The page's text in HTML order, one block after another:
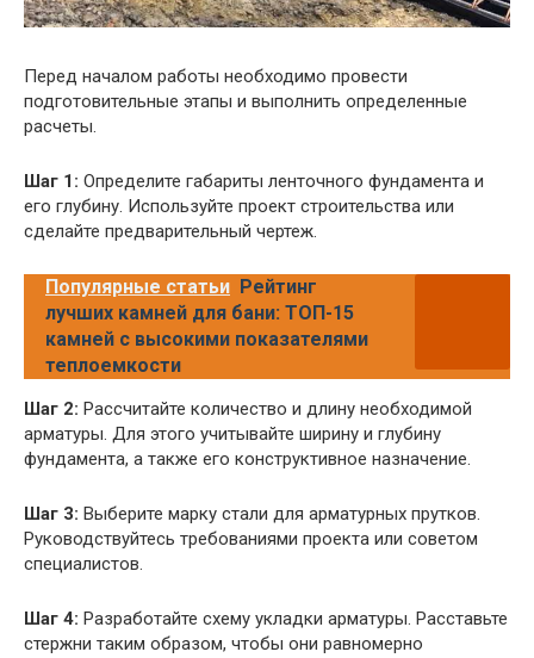
Перед началом работы необходимо провести
подготовительные этапы и выполнить определенные
расчеты.
Шаг 1: Определите габариты ленточного фундамента и
его глубину. Используйте проект строительства или
сделайте предварительный чертеж.
Популярные статьи Рейтинг
лучших камней для бани: ТОП-15
камней с высокими показателями
теплоемкости
Шаг 2: Рассчитайте количество и длину необходимой
арматуры. Для этого учитывайте ширину и глубину
фундамента, а также его конструктивное назначение.
Шаг 3: Выберите марку стали для арматурных прутков.
Руководствуйтесь требованиями проекта или советом
специалистов.
Шаг 4: Разработайте схему укладки арматуры. Расставьте
стержни таким образом, чтобы они равномерно